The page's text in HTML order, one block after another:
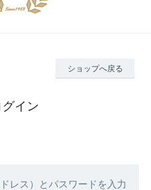
ショップへ戻る
グイン
レス）とパスワードを入力